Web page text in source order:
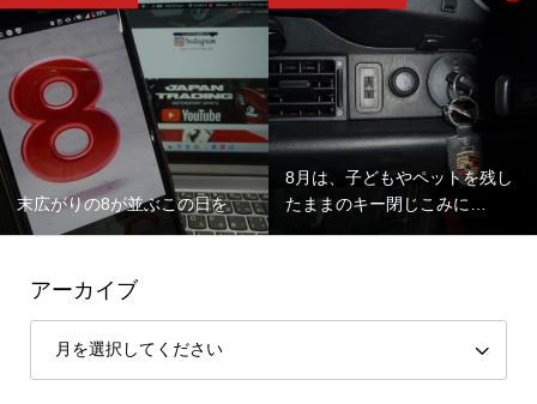
末広がりの8が並ぶこの日を
8月は、子どもやペットを残し
たままのキー閉じこみに…
アーカイブ